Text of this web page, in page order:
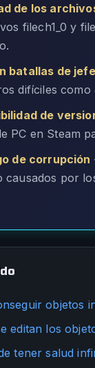
de los
filech1_0 y
batallas de
difíciles como
de
PC en Steam
de corrupción
causados por
objetos
editan los
tener salud